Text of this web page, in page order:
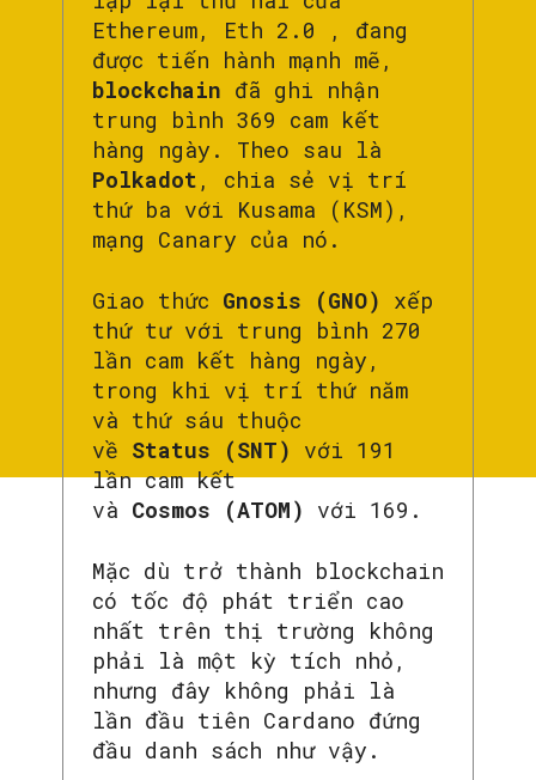
Ethereum, Eth 2.0 , đang
được tiến hành mạnh mẽ,
blockchain đã ghi nhận
trung bình 369 cam kết
hàng ngày. Theo sau là
Polkadot , chia sẻ vị trí
thứ ba với Kusama (KSM),
mạng Canary của nó.
Giao thức Gnosis (GNO) xếp
thứ tư với trung bình 270
lần cam kết hàng ngày,
trong khi vị trí thứ năm
và thứ sáu thuộc
về Status (SNT) với 191
lần cam kết
và Cosmos (ATOM) với 169.
Mặc dù trở thành blockchain
có tốc độ phát triển cao
nhất trên thị trường không
phải là một kỳ tích nhỏ,
nhưng đây không phải là
lần đầu tiên Cardano đứng
đầu danh sách như vậy.